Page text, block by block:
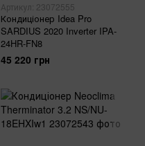
Артикул: 23072555
Кондиціонер Idea Pro
SARDIUS 2020 Inverter IPA-
24HR-FN8
45 220 грн